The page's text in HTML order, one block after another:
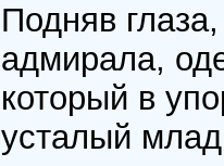
Подняв
адмирала,
который в
усталый